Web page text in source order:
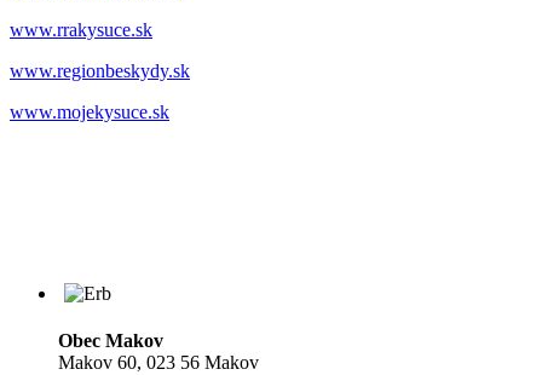
www.rrakysuce.sk
www.regionbeskydy.sk
www.mojekysuce.sk
Obec Makov
Makov 60, 023 56 Makov